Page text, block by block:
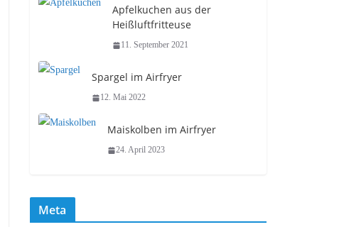
Apfelkuchen aus der
Heißluftfritteuse
11. September 2021
Spargel im Airfryer
12. Mai 2022
Maiskolben im Airfryer
24. April 2023
Meta